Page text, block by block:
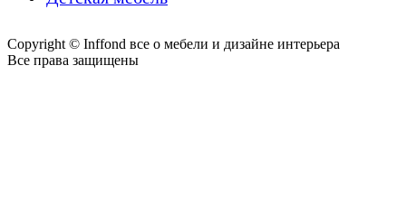
Copyright © Inffond все о мебели и дизайне интерьера
Все права защищены